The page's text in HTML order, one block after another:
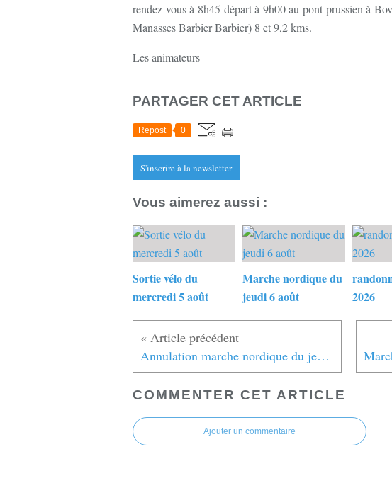
rendez vous à 8h45 départ à 9h00 au pont prussien à
Manasses Barbier Barbier) 8 et 9,2 kms.
Les animateurs
PARTAGER CET ARTICLE
Repost 0
S'inscrire à la newsletter
Vous aimerez aussi :
Sortie vélo du
mercredi 5 août
Marche nordique du
jeudi 6 août
2026
Annulation marche nordique du jeudi 11 juin Cagny
COMMENTER CET ARTICLE
Ajouter un commentaire